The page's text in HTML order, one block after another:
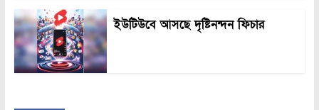
ইউটিউবে আসছে দৃষ্টিনন্দন ফিচার